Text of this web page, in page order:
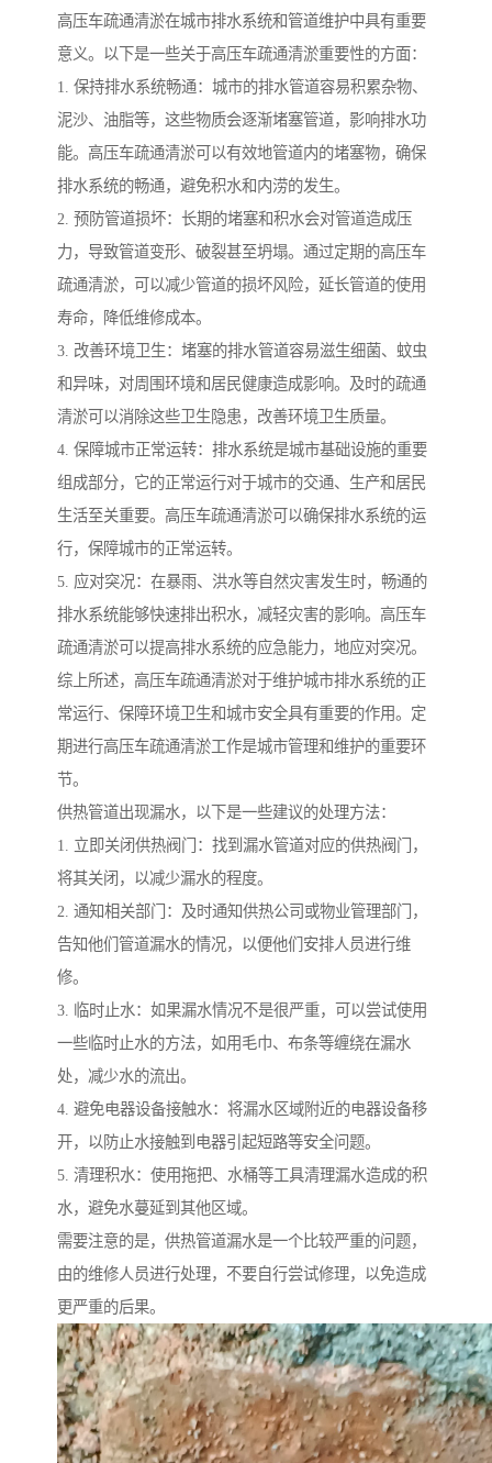
高压车疏通清淤在城市排水系统和管道维护中具有重要
意义。以下是一些关于高压车疏通清淤重要性的方面：
1. 保持排水系统畅通：城市的排水管道容易积累杂物、
泥沙、油脂等，这些物质会逐渐堵塞管道，影响排水功
能。高压车疏通清淤可以有效地管道内的堵塞物，确保
排水系统的畅通，避免积水和内涝的发生。
2. 预防管道损坏：长期的堵塞和积水会对管道造成压
力，导致管道变形、破裂甚至坍塌。通过定期的高压车
疏通清淤，可以减少管道的损坏风险，延长管道的使用
寿命，降低维修成本。
3. 改善环境卫生：堵塞的排水管道容易滋生细菌、蚊虫
和异味，对周围环境和居民健康造成影响。及时的疏通
清淤可以消除这些卫生隐患，改善环境卫生质量。
4. 保障城市正常运转：排水系统是城市基础设施的重要
组成部分，它的正常运行对于城市的交通、生产和居民
生活至关重要。高压车疏通清淤可以确保排水系统的运
行，保障城市的正常运转。
5. 应对突况：在暴雨、洪水等自然灾害发生时，畅通的
排水系统能够快速排出积水，减轻灾害的影响。高压车
疏通清淤可以提高排水系统的应急能力，地应对突况。
综上所述，高压车疏通清淤对于维护城市排水系统的正
常运行、保障环境卫生和城市安全具有重要的作用。定
期进行高压车疏通清淤工作是城市管理和维护的重要环
节。
供热管道出现漏水，以下是一些建议的处理方法：
1. 立即关闭供热阀门：找到漏水管道对应的供热阀门，
将其关闭，以减少漏水的程度。
2. 通知相关部门：及时通知供热公司或物业管理部门，
告知他们管道漏水的情况，以便他们安排人员进行维
修。
3. 临时止水：如果漏水情况不是很严重，可以尝试使用
一些临时止水的方法，如用毛巾、布条等缠绕在漏水
处，减少水的流出。
4. 避免电器设备接触水：将漏水区域附近的电器设备移
开，以防止水接触到电器引起短路等安全问题。
5. 清理积水：使用拖把、水桶等工具清理漏水造成的积
水，避免水蔓延到其他区域。
需要注意的是，供热管道漏水是一个比较严重的问题，
由的维修人员进行处理，不要自行尝试修理，以免造成
更严重的后果。